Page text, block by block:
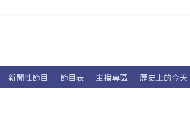
新聞性節目 節目表 主播專區 歷史上的今天